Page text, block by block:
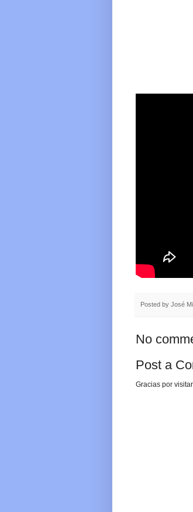
Posted by José
No
Post a
Gracias por